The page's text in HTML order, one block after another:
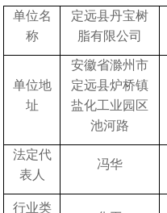
单位名
称
定远县丹宝树
脂有限公司
单位地
址
安徽省滁州市
定远县炉桥镇
盐化工业园区
池河路
法定代
表人
冯华
行业类